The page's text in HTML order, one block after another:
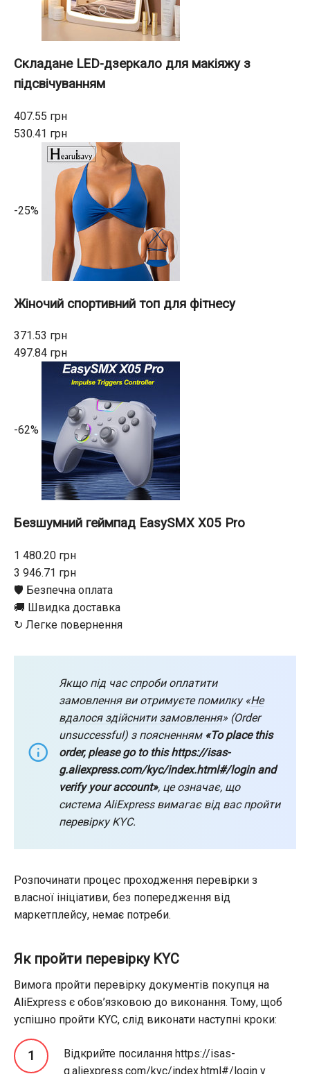
Складане LED-дзеркало для макіяжу з
підсвічуванням
407.55 грн
530.41 грн
-25%
Жіночий спортивний топ для фітнесу
371.53 грн
497.84 грн
-62%
Безшумний геймпад EasySMX X05 Pro
1 480.20 грн
3 946.71 грн
🛡️ Безпечна оплата
🚚 Швидка доставка
↻ Легке повернення
Якщо під час спроби оплатити
замовлення ви отримуєте помилку «Не
вдалося здійснити замовлення» (Order
unsuccessful) з поясненням «To place this
order, please go to this https://isas-
g.aliexpress.com/kyc/index.html#/login and
verify your account», це означає, що
система AliExpress вимагає від вас пройти
перевірку KYC.
Розпочинати процес проходження перевірки з
власної ініціативи, без попередження від
маркетплейсу, немає потреби.
Як пройти перевірку KYC
Вимога пройти перевірку документів покупця на
AliExpress є обов’язковою до виконання. Тому, щоб
успішно пройти KYC, слід виконати наступні кроки:
Відкрийте посилання https://isas-
g.aliexpress.com/kyc/index.html#/login у